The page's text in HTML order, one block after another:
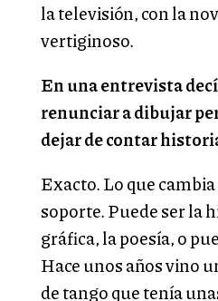
la televisión, con la
vertiginoso.
En una entrevista
renunciar a dibujar
dejar de contar
Exacto. Lo que
soporte. Puede ser la
gráfica, la poesía, o
Hace unos años vino
de tango que tenía